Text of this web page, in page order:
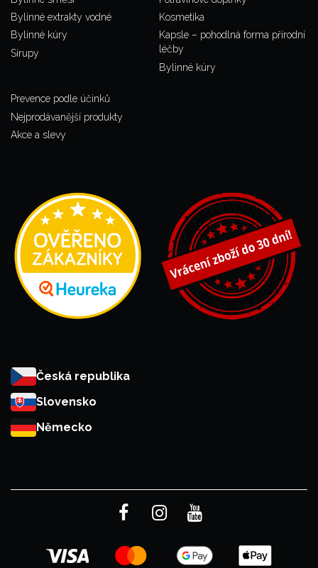
Bylinné extrakty vodné
Bylinné kúry
Sirupy
Kosmetika
Kapsle – pohodlná forma přírodní
léčby
Bylinné kúry
Prevence podle účinků
Nejprodávanější produkty
Akce a slevy
Česká republika
Slovensko
Německo